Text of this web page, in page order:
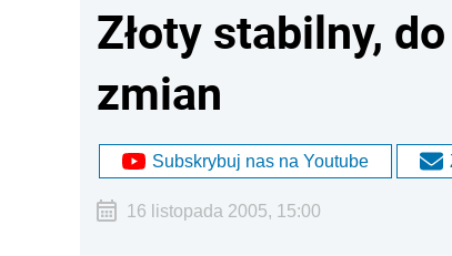
Złoty stabilny,
zmian
Subskrybuj nas na Youtube
16 listopada 2005, 15:00